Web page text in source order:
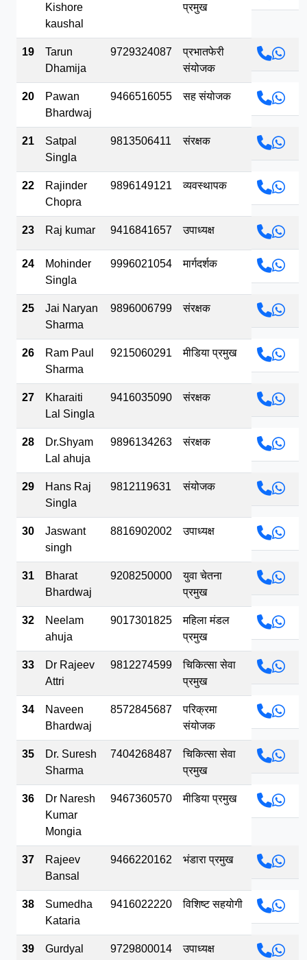
Kishore
kaushal
प्रमुख
19
Tarun
Dhamija
9729324087
प्रभातफेरी
संयोजक
20
Pawan
Bhardwaj
9466516055 सह संयोजक
21
Satpal
Singla
9813506411 संरक्षक
22
Rajinder
Chopra
9896149121 व्यवस्थापक
23 Raj kumar 9416841657 उपाध्यक्ष
24
Mohinder
Singla
9996021054 मार्गदर्शक
25
Jai Naryan
Sharma
9896006799 संरक्षक
26
Ram Paul
Sharma
9215060291 मीडिया प्रमुख
27
Kharaiti
Lal Singla
9416035090 संरक्षक
28
Dr.Shyam
Lal ahuja
9896134263 संरक्षक
29
Hans Raj
Singla
9812119631 संयोजक
30
Jaswant
singh
8816902002 उपाध्यक्ष
31
Bharat
Bhardwaj
9208250000
युवा चेतना
प्रमुख
32
Neelam
ahuja
9017301825
महिला मंडल
प्रमुख
33
Dr Rajeev
Attri
9812274599
चिकित्सा सेवा
प्रमुख
34
Naveen
Bhardwaj
8572845687
परिक्रमा
संयोजक
35
Dr. Suresh
Sharma
7404268487
चिकित्सा सेवा
प्रमुख
36
Dr Naresh
Kumar
Mongia
9467360570 मीडिया प्रमुख
37
Rajeev
Bansal
9466220162 भंडारा प्रमुख
38
Sumedha
Kataria
9416022220 विशिष्ट सहयोगी
39
Gurdyal
9729800014 उपाध्यक्ष